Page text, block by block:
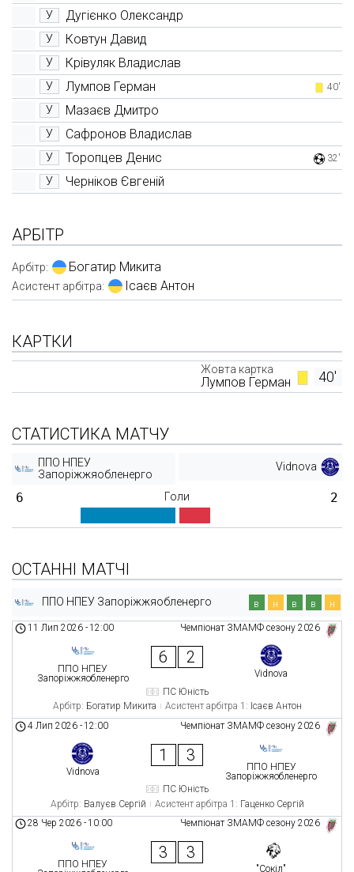
У Дугієнко Олександр
У Ковтун Давид
У Крівуляк Владислав
У Лумпов Герман 40'
У Мазаєв Дмитро
У Сафронов Владислав
У Торопцев Денис 32'
У Черніков Євгеній
АРБІТР
Арбітр: Богатир Микита
Асистент арбітра: Ісаєв Антон
КАРТКИ
40'
Жовта картка
Лумпов Герман
СТАТИСТИКА МАТЧУ
ППО НПЕУ
Запоріжжяобленерго
Vidnova
6 Голи 2
ОСТАННІ МАТЧІ
ППО НПЕУ Запоріжжяобленерго в н в в н
Чемпіонат ЗМАМФ сезону 2026
11 Лип 2026 -12:00
ППО НПЕУ
Запоріжжяобленерго
6 2
Vidnova
ПС Юність
Арбітр: Богатир Микита Асистент арбітра 1: Ісаєв Антон
Чемпіонат ЗМАМФ сезону 2026
4 Лип 2026 -12:00
Vidnova
1 3
ППО НПЕУ
Запоріжжяобленерго
ПС Юність
Арбітр: Валуєв Сергій Асистент арбітра 1: Гаценко Сергій
Чемпіонат ЗМАМФ сезону 2026
28 Чер 2026 -10:00
ППО НПЕУ
3 3
"Сокіл"